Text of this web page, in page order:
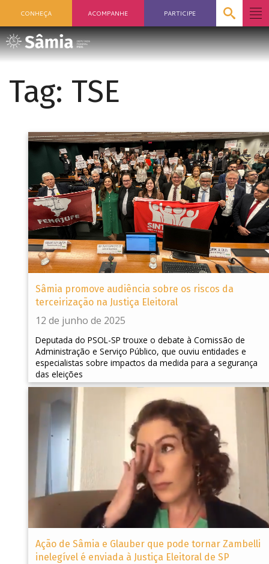
CONHEÇA ACOMPANHE PARTICIPE
Tag: TSE
Sâmia promove audiência sobre os riscos da
terceirização na Justiça Eleitoral
12 de junho de 2025
Deputada do PSOL-SP trouxe o debate à Comissão de
Administração e Serviço Público, que ouviu entidades e
especialistas sobre impactos da medida para a segurança
das eleições
Ação de Sâmia e Glauber que pode tornar Zambelli
inelegível é enviada à Justiça Eleitoral de SP